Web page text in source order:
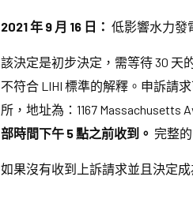
2021 年 9 月 16 日： 低影響水力發
該決定是初步決定，需等待 30 天
不符合 LIHI 標準的解釋。申訴請
所，地址為：1167 Massachusetts
部時間下午 5 點之前收到。 完整
如果沒有收到上訴請求並且決定成